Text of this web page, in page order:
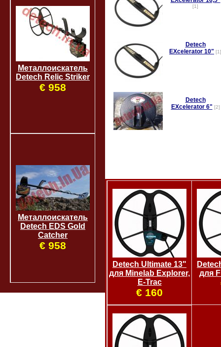
Металлоискатель
Detech Relic Striker
€ 958
Металлоискатель
Detech EDS Gold
Catcher
€ 958
[1]
Detech
EXcelerator 10" [1]
Detech
EXcelerator 6" [2]
Detech Ultimate 13"
для Minelab Explorer,
E-Trac
€ 160
для